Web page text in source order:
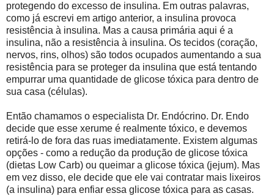
protegendo do excesso de insulina. Em outras palavras,
como já escrevi em artigo anterior, a insulina provoca
resistência à insulina. Mas a causa primária aqui é a
insulina, não a resistência à insulina. Os tecidos (coração,
nervos, rins, olhos) são todos ocupados aumentando a sua
resistência para se proteger da insulina que está tentando
empurrar uma quantidade de glicose tóxica para dentro de
sua casa (células).
Então chamamos o especialista Dr. Endócrino. Dr. Endo
decide que esse xerume é realmente tóxico, e devemos
retirá-lo de fora das ruas imediatamente. Existem algumas
opções - como a redução da produção de glicose tóxica
(dietas Low Carb) ou queimar a glicose tóxica (jejum). Mas
em vez disso, ele decide que ele vai contratar mais lixeiros
(a insulina) para enfiar essa glicose tóxica para as casas.